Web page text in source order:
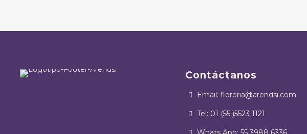
Contáctanos
Email: floreria@arendsi.com
Tel: 01 (55 )5523 1121